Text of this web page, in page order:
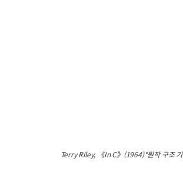
Terry Riley, 《In C》(1964)*원작 구조